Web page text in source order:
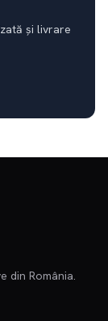
și livrare
din România.